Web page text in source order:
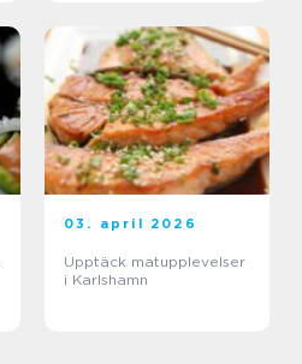
03. april 2026
Upptäck matupplevelser
i Karlshamn